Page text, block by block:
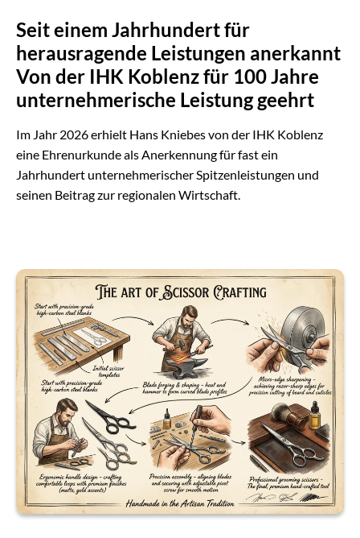
Seit einem Jahrhundert für
herausragende Leistungen anerkannt
Von der IHK Koblenz für 100 Jahre
unternehmerische Leistung geehrt
Im Jahr 2026 erhielt Hans Kniebes von der IHK Koblenz
eine Ehrenurkunde als Anerkennung für fast ein
Jahrhundert unternehmerischer Spitzenleistungen und
seinen Beitrag zur regionalen Wirtschaft.